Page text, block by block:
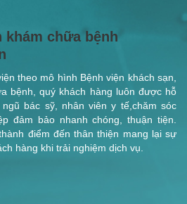
chữa bệnh
theo mô hình Bệnh viện khách sạn,
bệnh, quý khách hàng luôn được hỗ
bác sỹ, nhân viên y tế,chăm sóc
đảm bảo nhanh chóng, thuận tiện.
điểm đến thân thiện mang lại sự